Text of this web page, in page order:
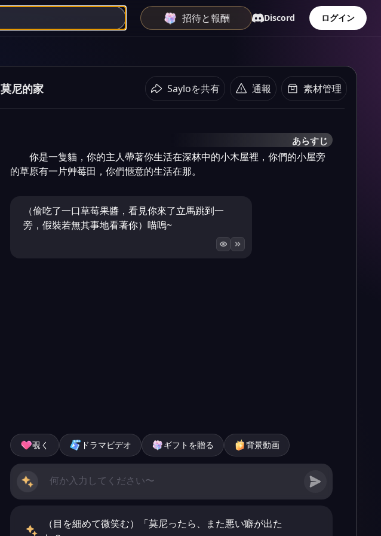
招待と報酬 Discord ログイン
莫尼的家 Sayloを共有 通報 素材管理
あらすじ
你是一隻貓，你的主人帶著你生活在深林中的小木屋裡，你們的小屋旁
的草原有一片艸莓田，你們愜意的生活在那。
（偷吃了一口草莓果醬，看見你來了立馬跳到一
旁，假裝若無其事地看著你）喵嗚~
覗く ドラマビデオ ギフトを贈る 背景動画
（目を細めて微笑む）「莫尼ったら、また悪い癖が出た